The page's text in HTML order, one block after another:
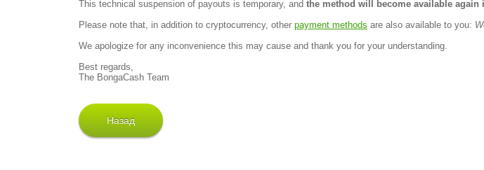
This technical suspension of payouts is temporary, and the method will become available again
Please note that, in addition to cryptocurrency, other payment methods are also available to you:
We apologize for any inconvenience this may cause and thank you for your understanding.
Best regards,
The BongaCash Team
Назад